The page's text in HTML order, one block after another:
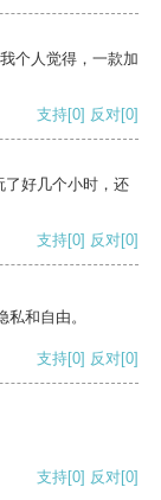
个人觉得，一款加
支持[0] 反对[0]
了好几个小时，还
支持[0] 反对[0]
和自由。
支持[0] 反对[0]
支持[0] 反对[0]